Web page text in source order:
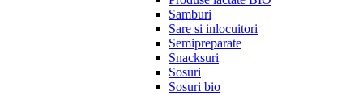
Samburi
Sare si inlocuitori
Semipreparate
Snacksuri
Sosuri
Sosuri bio